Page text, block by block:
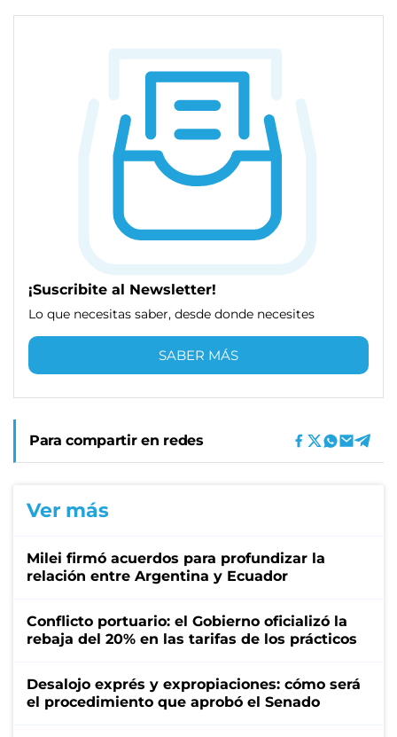
¡Suscribite al Newsletter!
Lo que necesitas saber, desde donde necesites
SABER MÁS
Para compartir en redes
Ver más
Milei firmó acuerdos para profundizar la
relación entre Argentina y Ecuador
Conflicto portuario: el Gobierno oficializó la
rebaja del 20% en las tarifas de los prácticos
Desalojo exprés y expropiaciones: cómo será
el procedimiento que aprobó el Senado